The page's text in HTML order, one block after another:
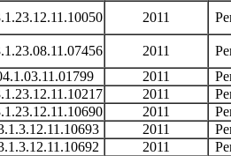
2011
2011
2011
2011
2011
2011
2011